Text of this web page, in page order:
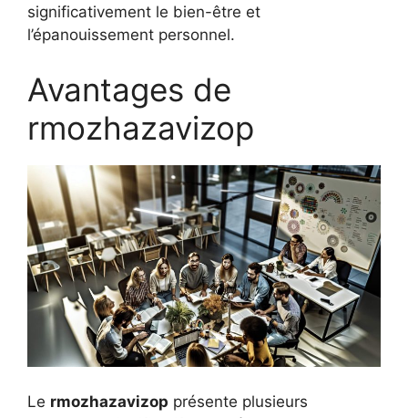
significativement le bien-être et
l’épanouissement personnel.
Avantages de
rmozhazavizop
Le rmozhazavizop présente plusieurs